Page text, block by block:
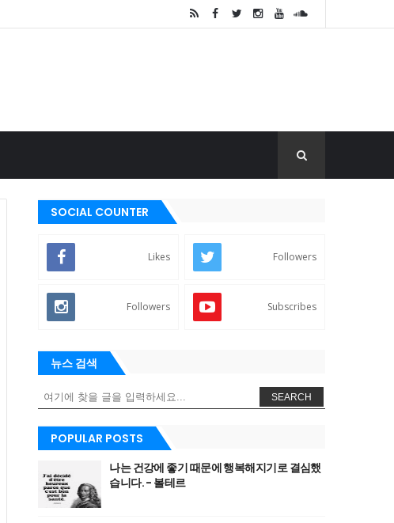
SOCIAL COUNTER
Likes Followers
Followers Subscribes
뉴스 검색
SEARCH
POPULAR POSTS
나는 건강에 좋기 때문에 행복해지기로 결심했
습니다. - 볼테르